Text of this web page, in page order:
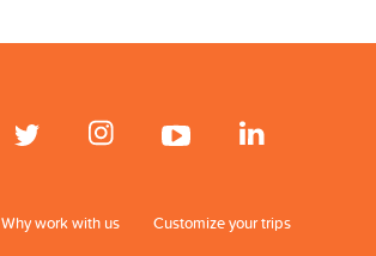
Why work with us Customize your trips